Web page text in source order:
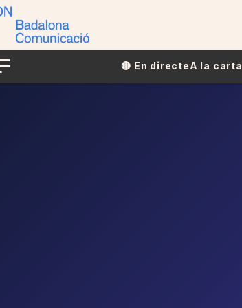
Menu
🔴​​ En directeA la carta